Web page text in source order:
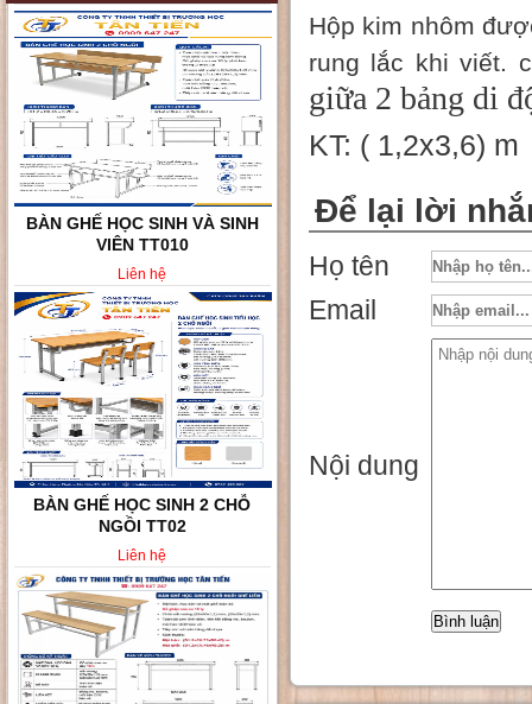
BÀN GHẾ HỌC SINH 2 CHỖ
NGỒI TT02
Liên hệ
BÀN GHẾ HỌC SINH KHÔNG
TỰA LƯNG TT008
Liên hệ
Hộp kim nhôm
rung lắc khi viết.
giữa 2 bảng di
KT: ( 1,2x3,6) m
Để lại lời
Họ tên
Email
Nội dung